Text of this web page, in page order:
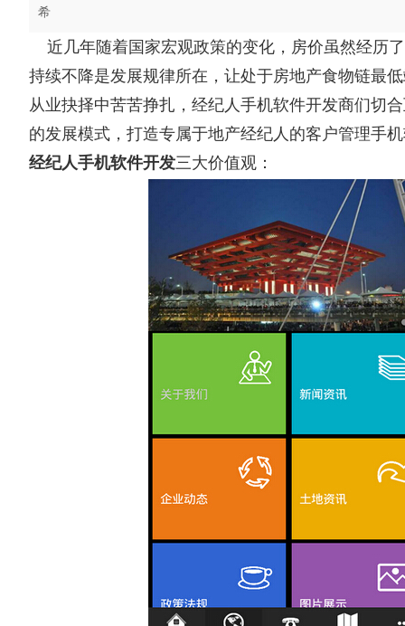
希
近几年随着国家宏观政策的变化，房价虽然经历
持续不降是发展规律所在，让处于房地产食物链最
从业抉择中苦苦挣扎，经纪人手机软件开发商们切
的发展模式，打造专属于地产经纪人的客户管理手
经纪人手机软件开发三大价值观：